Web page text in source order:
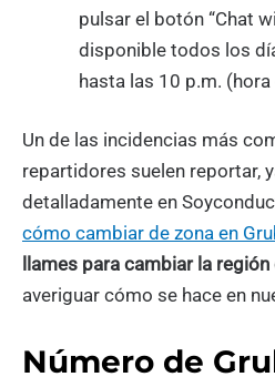
pulsar el botón “Chat
disponible todos los
hasta las 10 p.m.
Un de las incidencias más
repartidores suelen reportar,
detalladamente en
cómo cambiar de zona en
llames para cambiar la
averiguar cómo se hace en
Número de